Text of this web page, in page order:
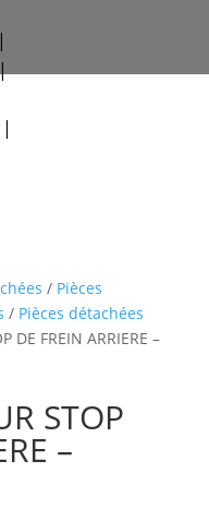
/ Pièces
/ Pièces détachées
DE FREIN ARRIERE –
STOP
–